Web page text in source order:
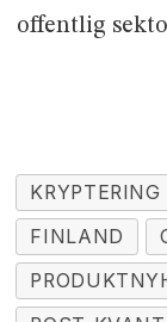
offentlig
KRYPTERING
FINLAND